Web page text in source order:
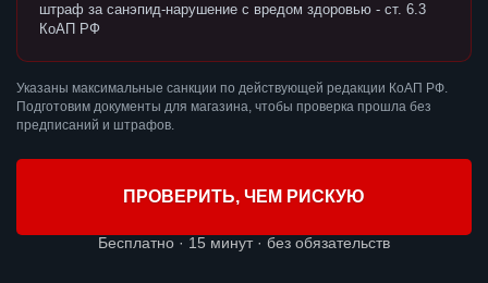
штраф за санэпид-нарушение с вредом здоровью - ст. 6.3
КоАП РФ
Указаны максимальные санкции по действующей редакции КоАП РФ.
Подготовим документы для магазина, чтобы проверка прошла без
предписаний и штрафов.
ПРОВЕРИТЬ, ЧЕМ РИСКУЮ
Бесплатно · 15 минут · без обязательств